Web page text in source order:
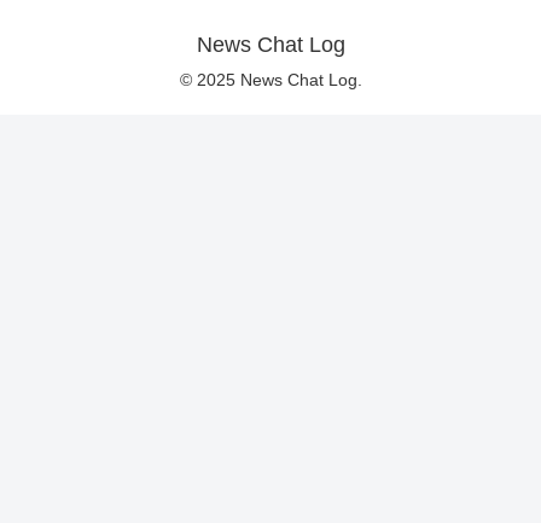
News Chat Log
© 2025 News Chat Log.